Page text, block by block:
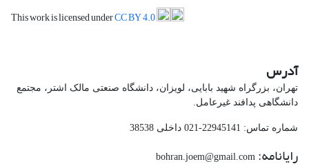
This work is licensed underCC BY 4.0
آدرس
تهران، بزرگراه شهید بابایی، لویزان، دانشگاه صنعتی مالک اشتر، مجتمع
دانشگاهی پدافند غیرعامل.
شماره تماس: 22945141-021 داخلی 38538
رایانامه: